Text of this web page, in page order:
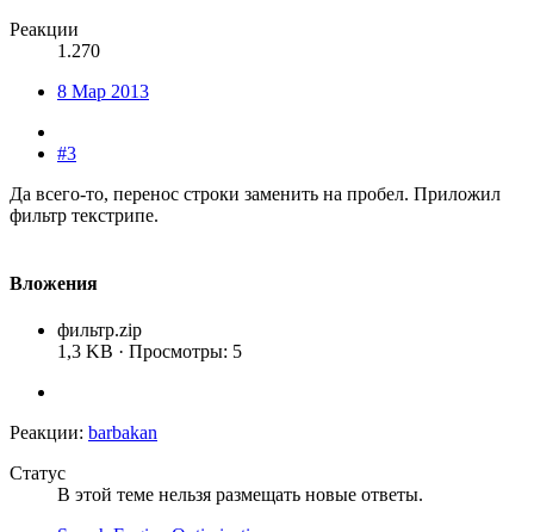
Реакции
1.270
8 Мар 2013
#3
Да всего-то, перенос строки заменить на пробел. Приложил
фильтр текстрипе.
Вложения
фильтр.zip
1,3 KB · Просмотры: 5
Реакции: barbakan
Статус
В этой теме нельзя размещать новые ответы.